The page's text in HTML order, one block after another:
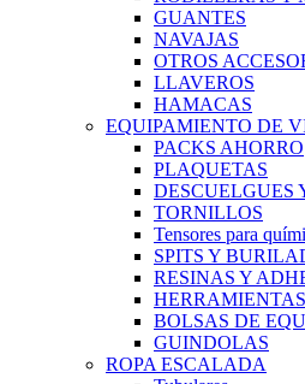
GUANTES
NAVAJAS
OTROS
LLAVEROS
HAMACAS
EQUIPAMIENTO DE
PACKS AHORRO
PLAQUETAS
DESCUELGUES
TORNILLOS
Tensores para
SPITS Y
RESINAS Y
BOLSAS DE
GUINDOLAS
ROPA ESCALADA